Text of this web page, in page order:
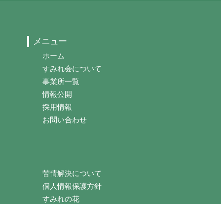
メニュー
ホーム
すみれ会について
事業所一覧
情報公開
採用情報
お問い合わせ
苦情解決について
個人情報保護方針
すみれの花